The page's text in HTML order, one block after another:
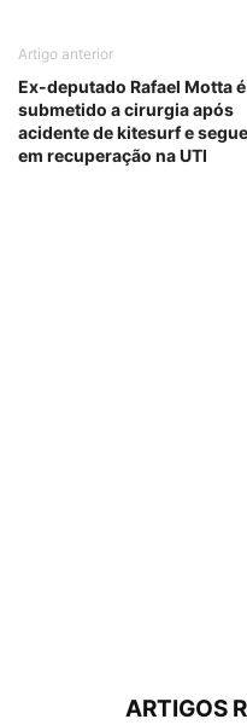
Artigo anterior
Ex-deputado Rafael Motta é
submetido a cirurgia após
acidente de kitesurf e segue
em recuperação na UTI
ARTIGOS